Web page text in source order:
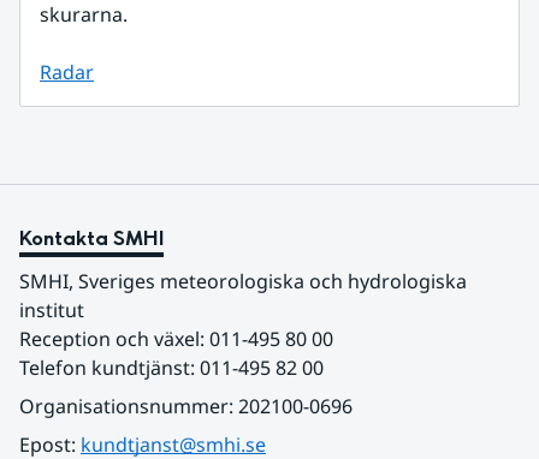
skurarna.
Radar
Kontakta SMHI
SMHI, Sveriges meteorologiska och hydrologiska
institut
Reception och växel: 011-495 80 00
Telefon kundtjänst: 011-495 82 00
Organisationsnummer: 202100-0696
Epost: kundtjanst@smhi.se